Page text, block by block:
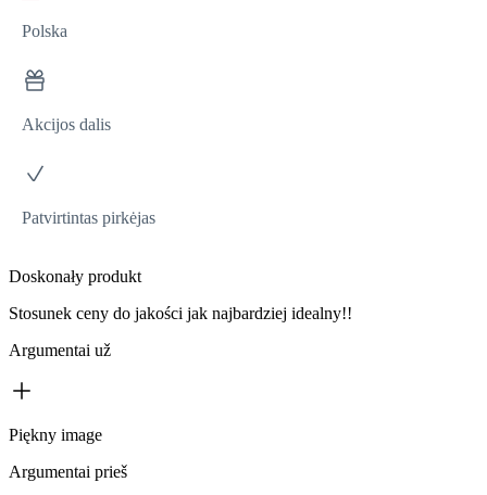
Polska
Akcijos dalis
Patvirtintas pirkėjas
Doskonały produkt
Stosunek ceny do jakości jak najbardziej idealny!!
Argumentai už
Piękny image
Argumentai prieš